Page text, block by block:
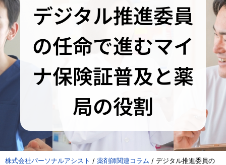
デジタル推進委員
の任命で進むマイ
ナ保険証普及と薬
局の役割
株式会社パーソナルアシスト / 薬剤師関連コラム / デジタル推進委員の